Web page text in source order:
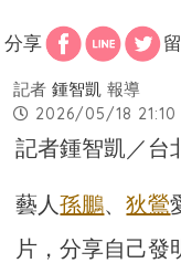
分享
記者 鍾智凱 報導
2026/05/18 21:10
記者鍾智凱／台
藝人孫鵬、狄鶯
片，分享自己發